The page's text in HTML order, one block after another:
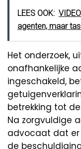
LEES OOK:
agenten, maar
Het onderzoek,
onafhankelijke
ingeschakeld,
betrekking tot
Na zorgvuldige
advocaat dat er
de